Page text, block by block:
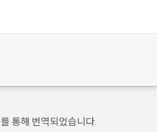
를 통해 번역되었습니다.